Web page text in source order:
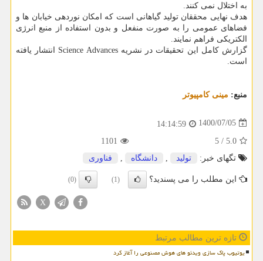
به اختلال نمی کنند.
هدف نهایی محققان تولید گیاهانی است که امکان نوردهی خیابان ها و
فضاهای عمومی را به صورت منفعل و بدون استفاده از منبع انرژی
الکتریکی فراهم نمایند.
گزارش کامل این تحقیقات در نشریه Science Advances انتشار یافته
است.
منبع: مینی كامپیوتر
1400/07/05
14:14:59
5.0
/
5
1101
تگهای خبر:
تولید دانشگاه فناوری
این مطلب را می پسندید؟ (1)
(0)
X
تازه ترین مطالب مرتبط
یوتیوب پاک سازی ویدئو های هوش مصنوعی را آغاز کرد